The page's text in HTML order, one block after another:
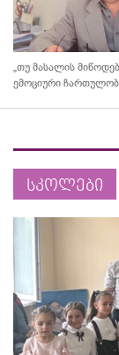
„თუ მასალის
ემოციური
სკოლები